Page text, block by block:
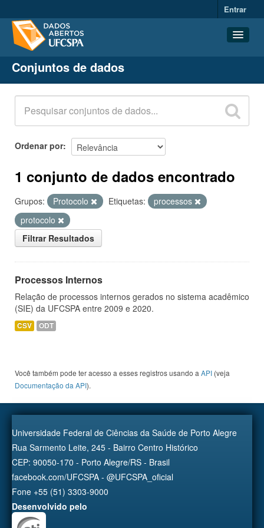
Entrar
Conjuntos de dados
Organizações
Grupos
Sobre
Conjuntos de dados
Ordenar por
1 conjunto de dados encontrado
Grupos: Protocolo Etiquetas:
processos
protocolo
Filtrar Resultados
Processos Internos
Relação de processos internos gerados no sistema acadêmico
(SIE) da UFCSPA entre 2009 e 2020.
CSV ODT
Você também pode ter acesso a esses registros usando a API (veja
Documentação da API).
Universidade Federal de Ciências da Saúde de Porto Alegre
Rua Sarmento Leite, 245 - Bairro Centro Histórico
CEP: 90050-170 - Porto Alegre/RS - Brasil
facebook.com/UFCSPA - @UFCSPA_oficial
Fone +55 (51) 3303-9000
Desenvolvido pelo